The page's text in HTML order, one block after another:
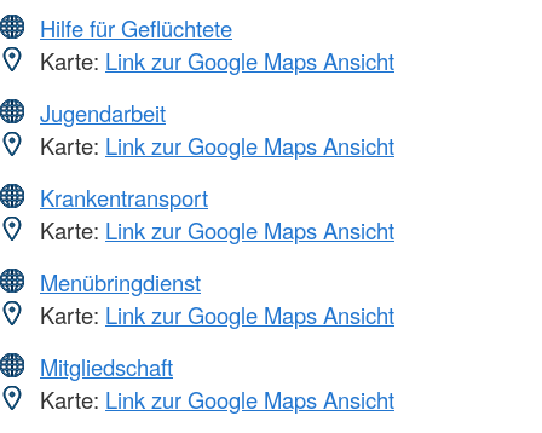
Hilfe für Geflüchtete
Karte: Link zur Google Maps Ansicht
Jugendarbeit
Karte: Link zur Google Maps Ansicht
Krankentransport
Karte: Link zur Google Maps Ansicht
Menübringdienst
Karte: Link zur Google Maps Ansicht
Mitgliedschaft
Karte: Link zur Google Maps Ansicht